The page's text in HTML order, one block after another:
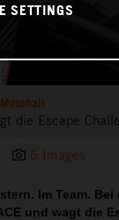
die Escape
6 Images
Im Team.
und wagt die
SETTINGS